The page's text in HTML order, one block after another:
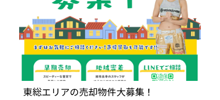
東総エリアの売却物件大募集！